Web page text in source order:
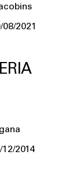
08/2021
12/2014